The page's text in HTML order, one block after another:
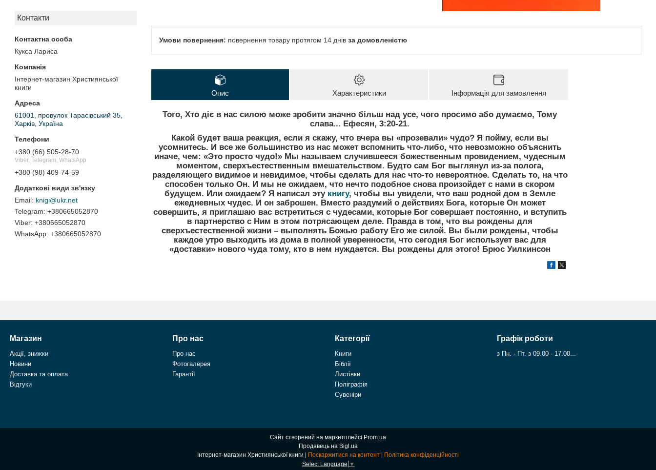
Контакти
Кукса Лариса
Інтернет-магазин Християнської
книги
61001, провулок Тарасівський 35,
Харків, Україна
+380 (66) 505-28-70
Viber, Telegram, WhatsApp
+380 (98) 409-74-59
knigi@ukr.net
+380665052870
+380665052870
+380665052870
повернення товару протягом 14 днів за домовленістю
Опис Характеристики Інформація для замовлення
Того, Хто діє в нас силою може зробити значно більш над усе, чого просимо або думаємо, Тому
слава... Ефесян, 3:20-21.
Какой будет ваша реакция, если я скажу, что вчера вы «прозевали» чудо? Я пойму, если вы
усомнитесь. И все же большинство из нас может вспомнить что-либо, что невозможно объяснить
иначе, чем: «Это просто чудо!» Мы называем случившееся божественным провидением, чудесным
моментом, сверхъестественным вмешательством. Будто сам Бог выглянул из-за полога,
разделяющего видимое и невидимое, чтобы сделать для нас что-то невероятное. Сделать то, на что
способен только Он. И мы не ожидаем, что нечто подобное снова произойдет с нами в скором
будущем. Или ожидаем? Я написал эту книгу, чтобы вы увидели, что ваш родной дом в Земле
ежедневных чудес. И он заброшен. Вместо раздумий о действиях Бога, которые Он может
совершить, я приглашаю вас встретиться с чудесами, которые Бог совершает постоянно, и вступить
в партнерство с Ним в этом потрясающем деле. Правда в том, что вы рождены для
сверхъестественной жизни – выполнять Божью работу Его же силой. Вы были рождены, чтобы
каждое утро выходить из дома в полной уверенности, что сегодня Бог использует вас для
«доставки» нового чуда тому, кто в нем нуждается. Вы рождены для этого! Брюс Уилкинсон
Магазин
Акції, знижки
Новини
Доставка та оплата
Відгуки
Про нас
Про нас
Фотогалерея
Гарантії
Категорії
Книги
Біблії
Листівки
Поліграфія
Сувеніри
Графік роботи
з Пн. - Пт. з 09.00 - 17.00...
Сайт створений на маркетплейсі Prom.ua
Продавець на Bigl.ua
Інтернет-магазин Християнської книги | Поскаржитися на контент | Політика конфіденційності
Select Language ▼